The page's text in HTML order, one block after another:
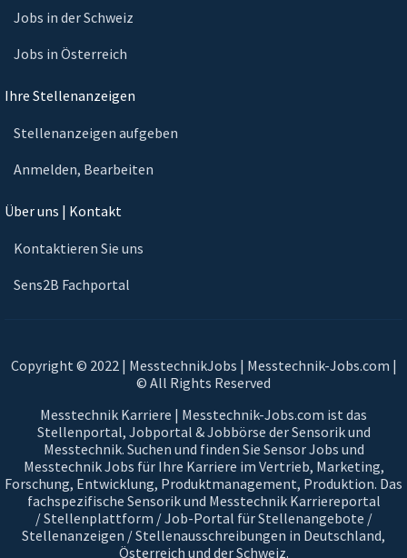
Jobs in der Schweiz
Jobs in Österreich
Ihre Stellenanzeigen
Stellenanzeigen aufgeben
Anmelden, Bearbeiten
Über uns | Kontakt
Kontaktieren Sie uns
Sens2B Fachportal
Copyright © 2022 | MesstechnikJobs | Messtechnik-Jobs.com |
© All Rights Reserved
Messtechnik Karriere | Messtechnik-Jobs.com ist das
Stellenportal, Jobportal & Jobbörse der Sensorik und
Messtechnik. Suchen und finden Sie Sensor Jobs und
Messtechnik Jobs für Ihre Karriere im Vertrieb, Marketing,
Forschung, Entwicklung, Produktmanagement, Produktion. Das
fachspezifische Sensorik und Messtechnik Karriereportal
/ Stellenplattform / Job-Portal für Stellenangebote /
Stellenanzeigen / Stellenausschreibungen in Deutschland,
Österreich und der Schweiz.